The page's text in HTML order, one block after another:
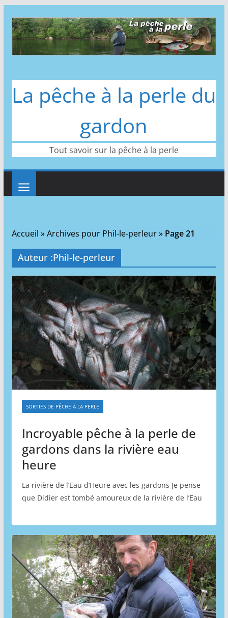
au
contenu
La pêche à la perle du
gardon
Tout savoir sur la pêche à la perle
Accueil »Archives pour Phil-le-perleur» Page 21
Auteur :Phil-le-perleur
SORTIES DE PÊCHE À LA PERLE
Incroyable pêche à la perle de
gardons dans la rivière eau
heure
La rivière de l’Eau d’Heure avec les gardons Je pense
que Didier est tombé amoureux de la rivière de l’Eau